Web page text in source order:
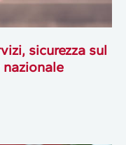
sicurezza sul
nazionale